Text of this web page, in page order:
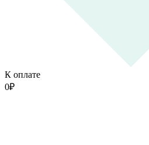
К оплате
0₽